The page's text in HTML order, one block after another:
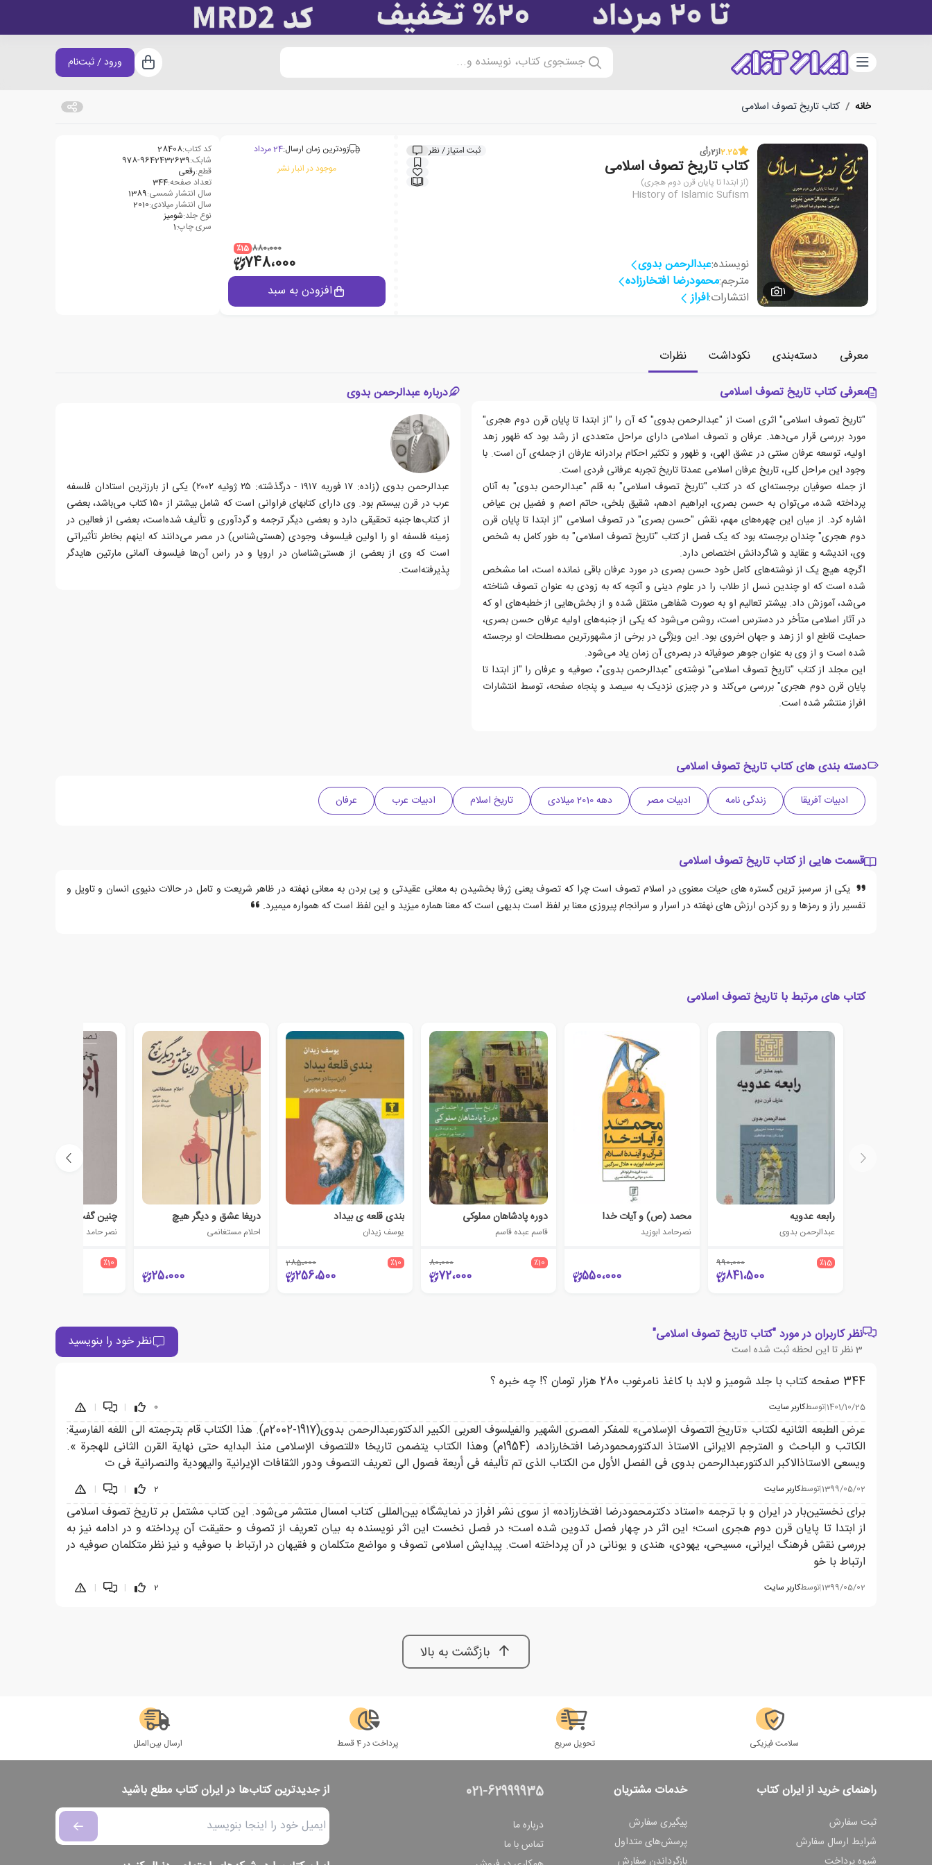
دسته‌بندی جستجوی کتاب، نویسنده و... سبد خرید
ورود / ثبت‌نام
خانه / کتاب تاریخ تصوف اسلامی
1
2.25از2رأی ثبت امتیاز / نظر
کتاب تاریخ تصوف اسلامی
(از ابتدا تا پایان قرن دوم هجری)
History of Islamic Sufism
نویسنده:عبدالرحمن بدوی
مترجم:محمودرضا افتخارزاده
انتشارات:افراز
زودترین زمان ارسال:24 مرداد
موجود در انبار نشر
880،000 ٪15
748،000
افزودن به سبد
کد کتاب:28408
شابک:978-9642432639
قطع:رقعی
تعداد صفحه:344
سال انتشار شمسی:1389
سال انتشار میلادی:2010
نوع جلد:شومیز
سری چاپ:1
معرفی دسته‌بندی نکوداشت
نظرات
معرفی کتاب تاریخ تصوف اسلامی
"تاریخ تصوف اسلامی" اثری است از "عبدالرحمن بدوی" که آن را "از ابتدا تا پایان قرن دوم هجری"
مورد بررسی قرار می‌دهد. عرفان و تصوف اسلامی دارای مراحل متعددی از رشد بود که ظهور زهد
اولیه، توسعه عرفان سنتی در عشق الهی، و ظهور و تکثیر احکام برادرانه عارفان از جمله‌ی آن است. با
وجود این مراحل کلی، تاریخ عرفان اسلامی عمدتا تاریخ تجربه عرفانی فردی است.
از جمله صوفیان برجسته‌ای که در کتاب "تاریخ تصوف اسلامی" به قلم "عبدالرحمن بدوی" به آنان
پرداخته شده، می‌توان به حسن بصری، ابراهیم ادهم، شقیق بلخی، حاتم اصم و فضیل بن عیاض
اشاره کرد. از میان این چهره‌های مهم، نقش "حسن بصری" در تصوف اسلامی "از ابتدا تا پایان قرن
دوم هجری" چندان برجسته بود که یک فصل از کتاب "تاریخ تصوف اسلامی" به طور کامل به شخص
وی، اندیشه و عقاید و شاگردانش اختصاص دارد.
اگرچه هیچ یک از نوشته‌های کامل خود حسن بصری در مورد عرفان باقی نمانده است، اما مشخص
شده است که او چندین نسل از طلاب را در علوم دینی و آنچه که به زودی به عنوان تصوف شناخته
می‌شد، آموزش داد. بیشتر تعالیم او به صورت شفاهی منتقل شده و از بخش‌هایی از خطبه‌های او که
در آثار اسلامی متأخر در دسترس است، روشن می‌شود که یکی از جنبه‌های اولیه عرفان حسن بصری،
حمایت قاطع او از زهد و جهان اخروی بود. این ویژگی در برخی از مشهورترین مصطلحات او برجسته
شده است و از وی به عنوان جوهر صوفیانه در بصره‌ی آن زمان یاد می‌شود.
این مجلد از کتاب "تاریخ تصوف اسلامی" نوشته‌ی "عبدالرحمن بدوی"، صوفیه و عرفان را "از ابتدا تا
پایان قرن دوم هجری" بررسی می‌کند و در چیزی نزدیک به سیصد و پنجاه صفحه، توسط انتشارات
افراز منتشر شده است.
درباره عبدالرحمن بدوی
عبدالرحمن بدوی (زاده: ۱۷ فوریه ۱۹۱۷ - درگذشته: ۲۵ ژوئیه ۲۰۰۲) یکی از بارزترین استادان فلسفه
عرب در قرن بیستم بود. وی دارای کتابهای فراوانی است که شامل بیشتر از ۱۵۰ کتاب می‌باشد، بعضی
از کتاب‌ها جنبه تحقیقی دارد و بعضی دیگر ترجمه و گردآوری و تألیف شده‌است، بعضی از فعالین در
زمینه فلسفه او را اولین فیلسوف وجودی (هستی‌شناس) در مصر می‌دانند که اینهم بخاطر تأثیراتی
است که وی از بعضی از هستی‌شناسان در اروپا و در راس آن‌ها فیلسوف آلمانی مارتین هایدگر
پذیرفته‌است.
دسته بندی های کتاب تاریخ تصوف اسلامی
ادبیات آفریقا زندگی نامه ادبیات مصر دهه 2010 میلادی تاریخ اسلام ادبیات عرب عرفان
قسمت هایی از کتاب تاریخ تصوف اسلامی
یکی از سرسبز ترین گستره های حیات معنوی در اسلام تصوف است چرا که تصوف یعنی ژرفا بخشیدن به معانی عقیدتی و پی بردن به معانی نهفته در ظاهر شریعت و تامل در حالات دنیوی انسان و تاویل و
تفسیر راز و رمزها و رو کزدن ارزش های نهفته در اسرار و سرانجام پیروزی معنا بر لفظ است بدیهی است که معنا هماره میزید و این لفظ است که همواره میمیرد.
کتاب های مرتبط با تاریخ تصوف اسلامی
رابعه ‏عدویه‏
عبدالرحمن بدوی
٪15 990،000
841،500
محمد (ص) و آیات خدا
نصرحامد ابوزید
550،000
دوره پادشاهان مملوکی
قاسم عبده قاسم
٪10 80،000
72،000
بندی قلعه ی بیداد
یوسف زیدان
٪10 285،000
256،500
دریغا عشق و دیگر هیچ
احلام مستغانمی
25،000
چنین گفت ابن عربی
نصر حامد ابو زید
٪10
نظر کاربران در مورد "کتاب تاریخ تصوف اسلامی"
3نظر تا این لحظه ثبت شده است نظر خود را بنویسید
344 صفحه کتاب با جلد شومیز و لابد با کاغذ نامرغوب 280 هزار تومان ؟! چه خبره ؟
1401/10/25
|توسطکاربر سایت 0
|
|
عرض الطبعه الثانیه لکتاب «تاریخ التصوف الإسلامی» للمفکر المصری الشهیر والفیلسوف العربی الکبیر الدکتورعبدالرحمن بدوی(1917-2002م). هذا الکتاب قام بترجمته الى اللغه الفارسیة:
الکاتب و الباحث و المترجم الایرانی الاستاذ الدکتورمحمودرضا افتخارزاده، (1954م) وهذا الکتاب یتضمن تاریخا «للتصوف الإسلامی منذ البدایه حتى نهایة القرن الثانی للهجرة ».
ویسعى الاستاذالاکبر الدکتورعبدالرحمن بدوی فی الفصل الأول من الکتاب الذی تم تألیفه فی أربعة فصول الى تعریف التصوف ودور الثقافات الإیرانیة والیهودیة والنصرانیة فی ت
1399/05/02
|توسطکاربر سایت 2
|
|
برای نخستین‌بار در ایران و با ترجمه «استاد دکترمحمودرضا افتخارزاده» از سوی نشر افراز در نمایشگاه بین‌المللی کتاب امسال منتشر می‌شود. این کتاب مشتمل بر تاریخ تصوف اسلامی
از ابتدا تا پایان قرن دوم هجری است؛ این اثر در چهار فصل تدوین شده است؛ در فصل نخست این اثر نویسنده به بیان تعریف از تصوف و حقیقت آن پرداخته و در ادامه نیز به
بررسی نقش فرهنگ ایرانی، مسیحی، یهودی، هندی و یونانی در آن پرداخته است. پیدایش اسلامی تصوف و مواضع متکلمان و فقیهان در ارتباط با صوفیه و نیز نظر متکلمان صوفیه در
ارتباط با خو
1399/05/02
|توسطکاربر سایت 2
|
|
بازگشت به بالا
سلامت فیزیکی تحویل سریع پرداخت در 4 قسط ارسال بین‌الملل
راهنمای خرید از ایران کتاب
ثبت سفارش
شرایط ارسال سفارش
خدمات مشتریان
پیگیری سفارش
پرسش‌های متداول
021-62999935
درباره ما
تماس با ما
از جدیدترین کتاب‌ها در ایران کتاب مطلع باشید